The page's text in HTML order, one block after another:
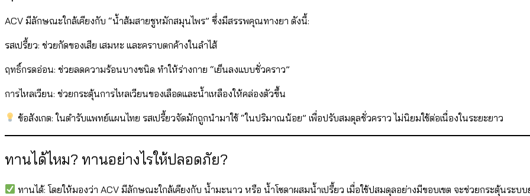
ACV มีลักษณะใกล้เคียงกับ “น้ำส้มสายชูหมักสมุนไพร” ซึ่งมีสรรพคุณทางยา ดังนี้:
รสเปรี้ยว: ช่วยกัดของเสีย เสมหะ และคราบตกค้างในลำไส้
ฤทธิ์กรดอ่อน: ช่วยลดความร้อนบางชนิด ทำให้ร่างกาย “เย็นลงแบบชั่วคราว”
การไหลเวียน: ช่วยกระตุ้นการไหลเวียนของเลือดและน้ำเหลืองให้คล่องตัวขึ้น
ข้อสังเกต: ในตำรับแพทย์แผนไทย รสเปรี้ยวจัดมักถูกนำมาใช้ “ในปริมาณน้อย” เพื่อปรับสมดุลชั่วคราว ไม่นิยมใช้ต่อเนื่องในระยะยาว
ทานได้ไหม? ทานอย่างไรให้ปลอดภัย?
ทานได้: โดยให้มองว่า ACV มีลักษณะใกล้เคียงกับ น้ำมะนาว หรือ น้ำโซดาผสมน้ำเปรี้ยว เมื่อใช้ปสมดุลอย่างมีขอบเขต จะช่วยกระตุ้นระบ